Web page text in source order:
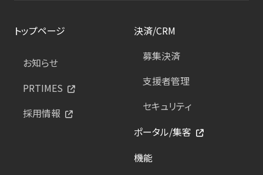
トップページ
お知らせ
PRTIMES
採用情報
決済/CRM
募集決済
支援者管理
セキュリティ
ポータル/集客
機能